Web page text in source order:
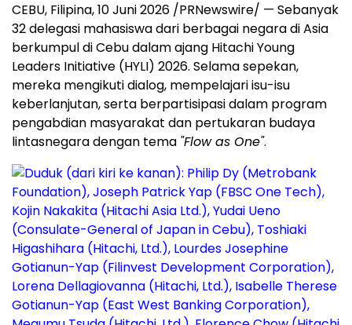
CEBU, Filipina, 10 Juni 2026 /PRNewswire/ — Sebanyak
32 delegasi mahasiswa dari berbagai negara di Asia
berkumpul di Cebu dalam ajang Hitachi Young
Leaders Initiative (HYLI) 2026. Selama sepekan,
mereka mengikuti dialog, mempelajari isu-isu
keberlanjutan, serta berpartisipasi dalam program
pengabdian masyarakat dan pertukaran budaya
lintasnegara dengan tema "Flow as One".